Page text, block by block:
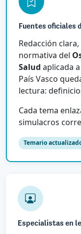
Fuentes oficiales
Redacción
normativa del
Salud aplicada
País Vasco
lectura:
Cada tema
simulacros
Temario
Especialistas en